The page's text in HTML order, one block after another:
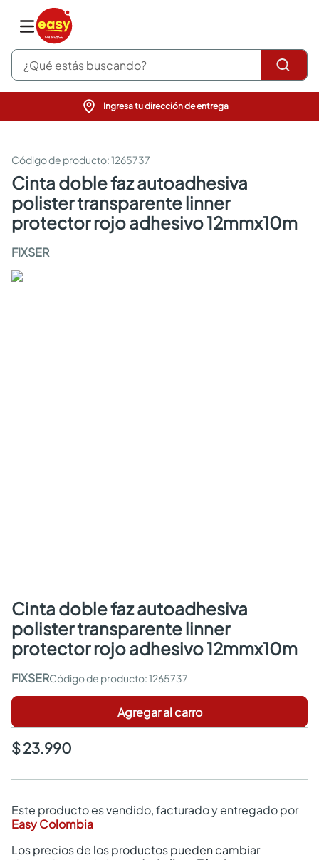
¿Qué estás buscando?
Ingresa tu dirección de entrega
:1265737
cinta doble faz autoadhesiva
polister transparente linner
protector rojo adhesivo 12mmx10m
FIXSER
cinta doble faz autoadhesiva
polister transparente linner
protector rojo adhesivo 12mmx10m
FIXSER :1265737
Agregar al carro
$ 23.990
Este producto es vendido, facturado y entregado por
Easy Colombia
Los precios de los productos pueden cambiar
pinturas
sanitarios
comedor
escritorio
pisos
comedores
armarios closet